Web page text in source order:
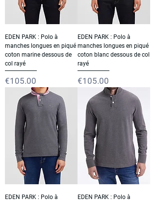
EDEN PARK : Polo à
manches longues en piqué
coton marine dessous de
col rayé
Price
€105.00
EDEN PARK : Polo à
manches longues en piqué
coton blanc dessous de col
rayé
Price
€105.00
EDEN PARK : Polo à
EDEN PARK : Polo à